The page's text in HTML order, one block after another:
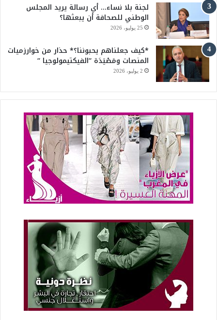
لجنة بلا نساء… أي رسالة يريد المجلس
الوطني للصحافة أن يبعثها؟
25 يوليو، 2026
*كيف جعلناهم يحبوننا؟* حذار من خوارزميات
المنصات ومَصْيَدَة “الفيكتيمولوجيا “
2 يوليو، 2026